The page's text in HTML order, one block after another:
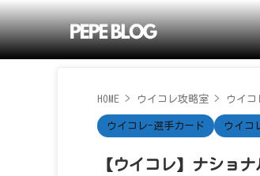
HOME > ウイコレ攻略室 > ウイ
ウイコレ-選手カード ウイコ
【ウイコレ】ナショ